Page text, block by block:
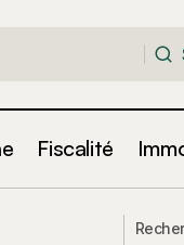
Fiscalité